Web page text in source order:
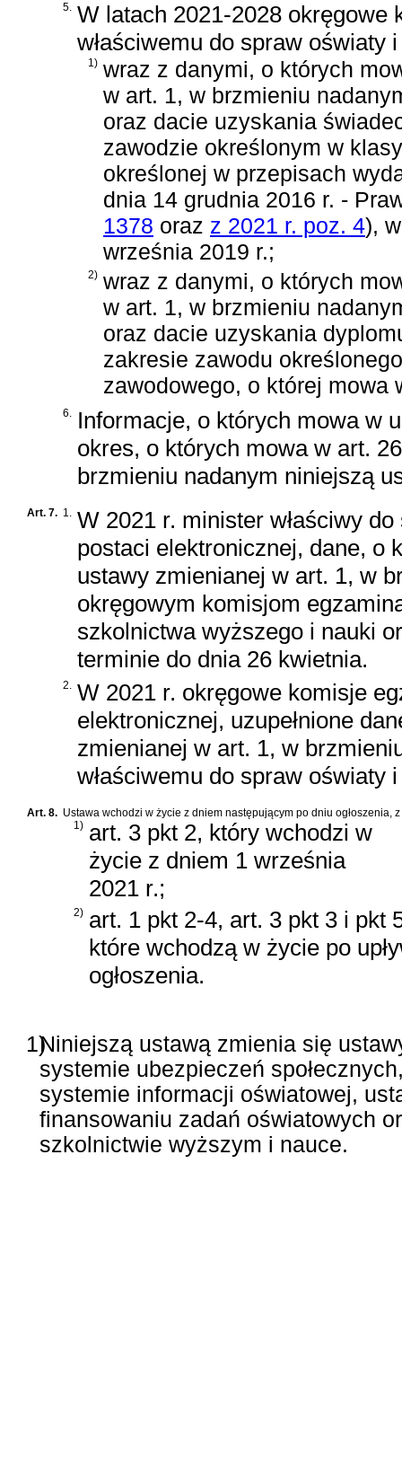
5. W latach 2021-2028 okręgowe
właściwemu do spraw oświaty
1) wraz z danymi, o których
w art. 1, w brzmieniu
oraz dacie uzyskania
zawodzie określonym w
określonej w przepisach
dnia 14 grudnia 2016 r. -
1378 oraz z 2021 r. poz. 4),
września 2019 r.;
2) wraz z danymi, o których
w art. 1, w brzmieniu
oraz dacie uzyskania
zakresie zawodu
zawodowego, o której mowa
6. Informacje, o których mowa w
okres, o których mowa w art.
brzmieniu nadanym niniejszą
Art. 7. 1. W 2021 r. minister właściwy
postaci elektronicznej, dane, o
ustawy zmienianej w art. 1, w
okręgowym komisjom
szkolnictwa wyższego i nauki
terminie do dnia 26 kwietnia.
2. W 2021 r. okręgowe komisje
elektronicznej, uzupełnione
zmienianej w art. 1, w
właściwemu do spraw oświaty
Art. 8. Ustawa wchodzi w życie z dniem następującym po dniu ogłoszenia,
1) art. 3 pkt 2, który wchodzi w
życie z dniem 1 września
2021 r.;
2) art. 1 pkt 2-4, art. 3 pkt 3 i pkt
które wchodzą w życie po
ogłoszenia.
1)Niniejszą ustawą zmienia się
systemie ubezpieczeń
systemie informacji oświatowej,
finansowaniu zadań oświatowych
szkolnictwie wyższym i nauce.